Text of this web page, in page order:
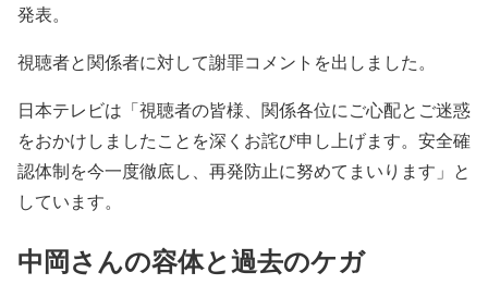
発表。
視聴者と関係者に対して謝罪コメントを出しました。
日本テレビは「視聴者の皆様、 関係各位にご心配とご迷惑
をおかけしましたことを深くお詫び申し 上げます。安全確
認体制を今一度徹底し、 再発防止に努めてまいります」と
しています。
中岡さんの容体と過去のケガ